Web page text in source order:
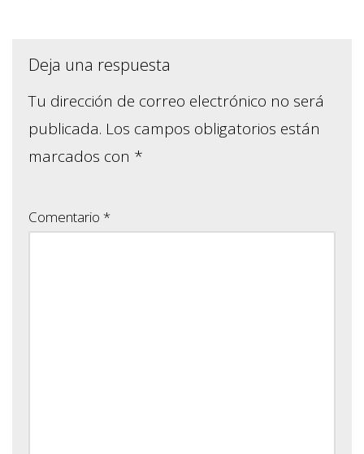
Deja una respuesta
Tu dirección de correo electrónico no será
publicada. Los campos obligatorios están
marcados con *
Comentario *